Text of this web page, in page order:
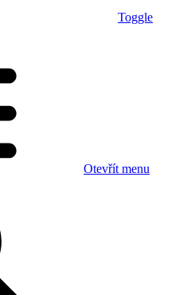
Toggle
Otevřít menu